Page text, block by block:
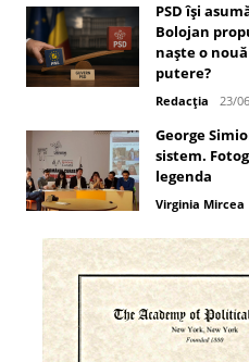
PSD își
Bolojan
naște o
putere?
Redacția 23/
George
sistem.
legenda
Virginia Mircea